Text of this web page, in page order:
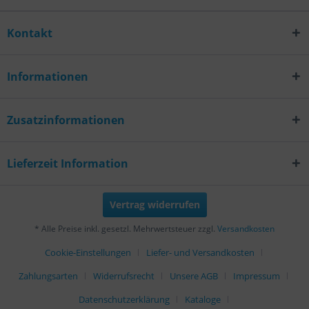
Kontakt
Informationen
Zusatzinformationen
Lieferzeit Information
Vertrag widerrufen
* Alle Preise inkl. gesetzl. Mehrwertsteuer zzgl. Versandkosten
Cookie-Einstellungen
Liefer- und Versandkosten
Zahlungsarten
Widerrufsrecht Unsere AGB
Impressum
Datenschutzerklärung
Kataloge